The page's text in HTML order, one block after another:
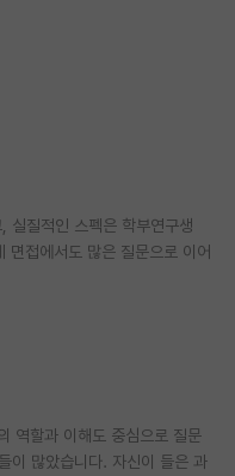
실질적인 스펙은 학부연구생
면접에서도 많은 질문으로 이어
역할과 이해도 중심으로 질문
이 많았습니다. 자신이 들은 과